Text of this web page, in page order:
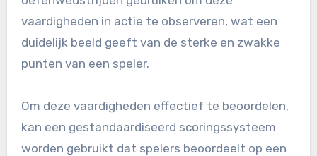
vaardigheden in actie te observeren, wat een
duidelijk beeld geeft van de sterke en zwakke
punten van een speler.
Om deze vaardigheden effectief te beoordelen,
kan een gestandaardiseerd scoringssysteem
worden gebruikt dat spelers beoordeelt op een